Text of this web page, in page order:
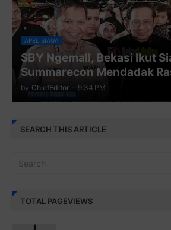
APEL SIAGA
SBY Ngemall, Bekasi Ikut
Summarecon Mendadak
by ChiefEditor - 9:34 PM
SEARCH THIS ARTICLE
TOTAL PAGEVIEWS